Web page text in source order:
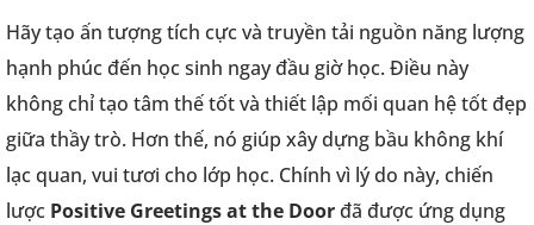
Hãy tạo ấn tượng tích cực và truyền tải nguồn năng lượng
hạnh phúc đến học sinh ngay đầu giờ học. Điều này
không chỉ tạo tâm thế tốt và thiết lập mối quan hệ tốt đẹp
giữa thầy trò. Hơn thế, nó giúp xây dựng bầu không khí
lạc quan, vui tươi cho lớp học. Chính vì lý do này, chiến
lược Positive Greetings at the Doorđã được ứng dụng